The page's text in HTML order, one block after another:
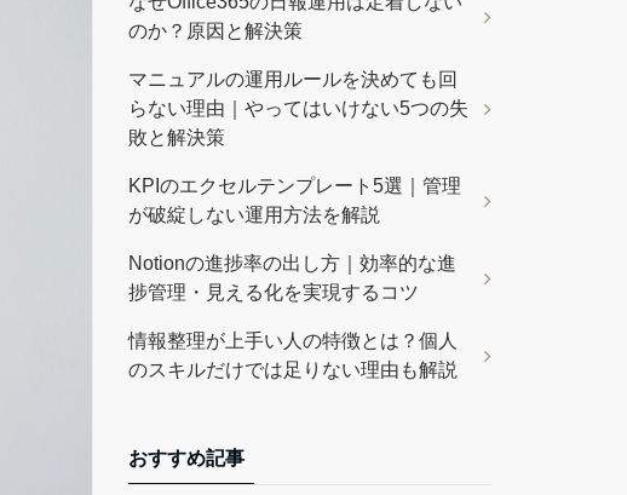
のか？原因と解決策
マニュアルの運用ルールを決めても回
らない理由｜やってはいけない5つの失
敗と解決策
KPIのエクセルテンプレート5選｜管理
が破綻しない運用方法を解説
Notionの進捗率の出し方｜効率的な進
捗管理・見える化を実現するコツ
情報整理が上手い人の特徴とは？個人
のスキルだけでは足りない理由も解説
おすすめ記事